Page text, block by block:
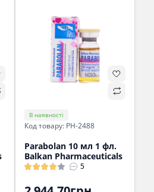
В наявності
Код товару: PH-2488
Parabolan 10 мл 1 фл.
Balkan Pharmaceuticals
5